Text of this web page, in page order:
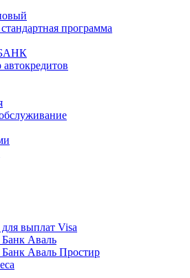
программа
автокредитов
выплат Visa
Аваль
Аваль Простир